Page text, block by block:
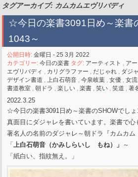
タグアーカイブ: カムカムエヴリバディ
☆今日の楽書3091日め～楽書
1043～
公開日時:金曜日 - 25 3月 2022
カテゴリー:今日の楽書 タグ: アーティスト アー
エヴリバディ
カリグラファー だじゃれ ダジ
デザイン書道
上白石萌音 ,今泉岐葉 ,女優 ,女
書道教室 ,朝ドラ ,楽しい ,楽書 ,笑い ,笑道 ,著
2022.3.25
☆今日の楽書3091日め～楽書のSHOWでしょ
真面目にダジャレを書いています。楽書で心
著名人の名前のダジャレ～朝ドラ『カムカム
「
上白石萌音（かみしらいし もね）」 ～
「紙白い、指紋無え。」